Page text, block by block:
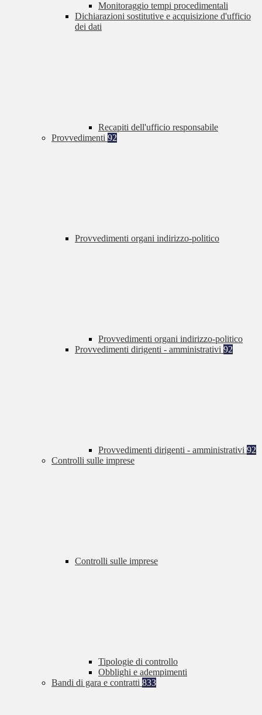
Monitoraggio tempi procedimentali
Dichiarazioni sostitutive e acquisizione d'ufficio
dei dati
Recapiti dell'ufficio responsabile
Provvedimenti 92
Provvedimenti organi indirizzo-politico
Provvedimenti organi indirizzo-politico
Provvedimenti dirigenti - amministrativi 92
Provvedimenti dirigenti - amministrativi 92
Controlli sulle imprese
Controlli sulle imprese
Tipologie di controllo
Obblighi e adempimenti
Bandi di gara e contratti 833